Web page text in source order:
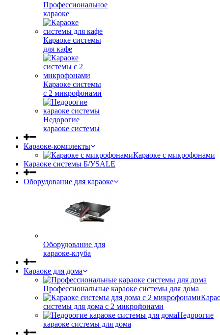
Профессиональное
караоке
Караоке системы
для кафе
Караоке системы
с 2 микрофонами
Недорогие
караоке системы
Караоке-комплекты
Караоке с микрофонами
Караоке системы Б/УSALE
Оборудование для караоке
Оборудование для
караоке-клуба
Караоке для дома
Профессиональные караоке системы для дома
системы для дома с 2 микрофонами
Недорогие
караоке системы для дома